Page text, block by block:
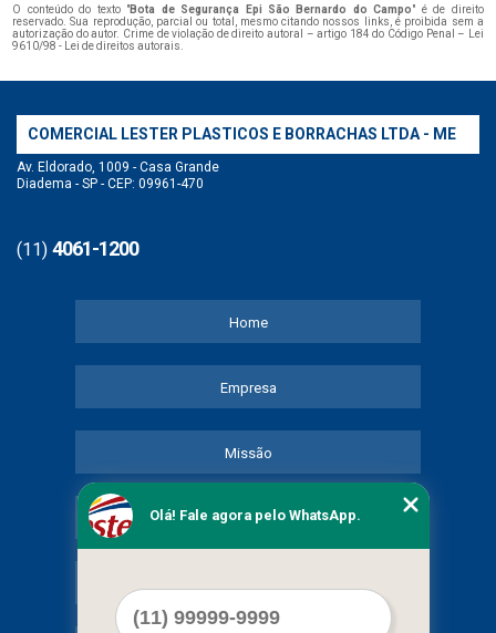
O conteúdo do texto "Bota de Segurança Epi São Bernardo do Campo" é de direito
reservado. Sua reprodução, parcial ou total, mesmo citando nossos links, é proibida sem a
autorização do autor. Crime de violação de direito autoral – artigo 184 do Código Penal –
Lei
9610/98 - Lei de direitos autorais
COMERCIAL LESTER PLASTICOS E BORRACHAS LTDA - ME
Av. Eldorado, 1009 - Casa Grande
Diadema - SP - CEP: 09961-470
(11) 4061-1200
Home
Empresa
Missão
Serviços
Olá! Fale agora pelo WhatsApp.